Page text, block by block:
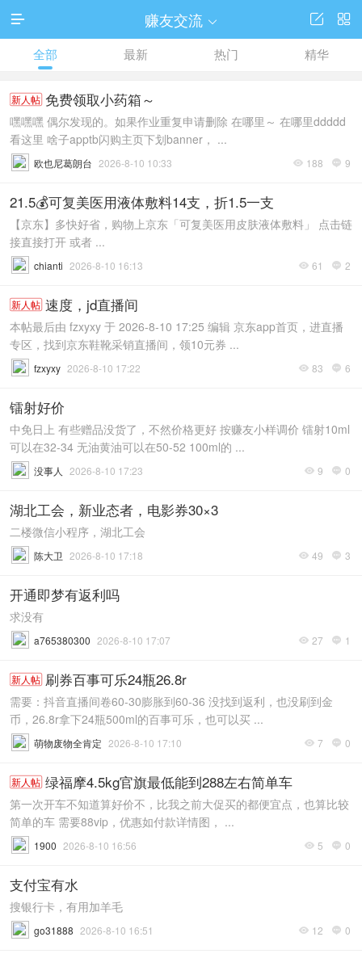
 赚友交流  

全部 最新 热门 精华
新人帖 免费领取小药箱～
嘿嘿嘿 偶尔发现的。如果作业重复申请删除 在哪里～ 在哪里ddddd
看这里 啥子apptb闪购主页下划banner， ...
 188  9
欧也尼葛朗台 2026-8-10 10:33
21.5💰可复美医用液体敷料14支，折1.5一支
【京东】多快好省，购物上京东「可复美医用皮肤液体敷料」 点击链
接直接打开 或者 ...
 61  2
chianti 2026-8-10 16:13
新人帖 速度，jd直播间
本帖最后由 fzxyxy 于 2026-8-10 17:25 编辑 京东app首页，进直播
专区，找到京东鞋靴采销直播间，领10元券 ...
 83  6
fzxyxy 2026-8-10 17:22
镭射好价
中免日上 有些赠品没货了，不然价格更好 按赚友小样调价 镭射10ml
可以在32-34 无油黄油可以在50-52 100ml的 ...
 9  0
没事人 2026-8-10 17:23
湖北工会，新业态者，电影券30×3
二楼微信小程序，湖北工会
 49  3
陈大卫 2026-8-10 17:18
开通即梦有返利吗
求没有
 27  1
a765380300 2026-8-10 17:07
新人帖 刷券百事可乐24瓶26.8r
需要：抖音直播间卷60-30膨胀到60-36 没找到返利，也没刷到金
币，26.8r拿下24瓶500ml的百事可乐，也可以买 ...
 7  0
萌物废物全肯定 2026-8-10 17:10
新人帖 绿福摩4.5kg官旗最低能到288左右简单车
第一次开车不知道算好价不，比我之前大促买的都便宜点，也算比较
简单的车 需要88vip，优惠如付款详情图， ...
 5  0
1900 2026-8-10 16:56
支付宝有水
搜银行卡，有用加羊毛
 12  0
go31888 2026-8-10 16:51